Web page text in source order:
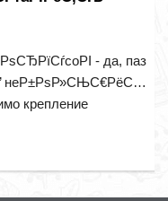
- да, паз
неР±РѕР»СЊС€РёС…
крепление